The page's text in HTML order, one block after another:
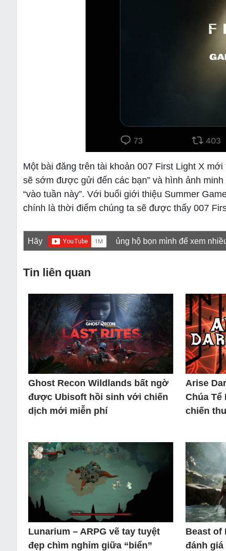
Một bài đăng trên tài khoản 007 First Light X
sẽ sớm được gửi đến các bạn” và hình ảnh
“vào tuần này”. Với buổi giới thiệu Summer
chính là thời điểm chúng ta sẽ được thấy 007
Hãy ủng hộ bọn mình để xem
Tin liên quan
Ghost Recon Wildlands bất ngờ
được Ubisoft hồi sinh với chiến
dịch mới miễn phí
Arise
Chúa Tể
chiến
Lunarium – ARPG vẽ tay tuyệt
đẹp chìm nghỉm giữa “biển”
Beast of
đánh giá